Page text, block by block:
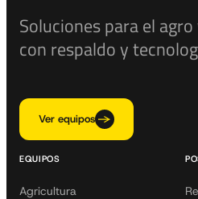
Soluciones para el
con respaldo y
Ver equipos
EQUIPOS
Agricultura